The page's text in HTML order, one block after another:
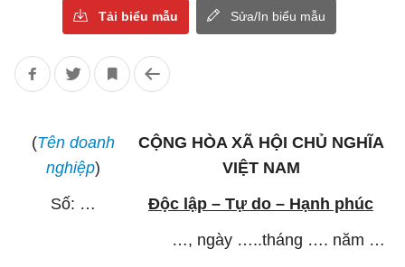
Tải biểu mẫu Sửa/In biểu mẫu
(Tên doanh
nghiệp)
Số: …
CỘNG HÒA XÃ HỘI CHỦ NGHĨA
VIỆT NAM
Độc lập – Tự do – Hạnh phúc
…, ngày …..tháng …. năm …